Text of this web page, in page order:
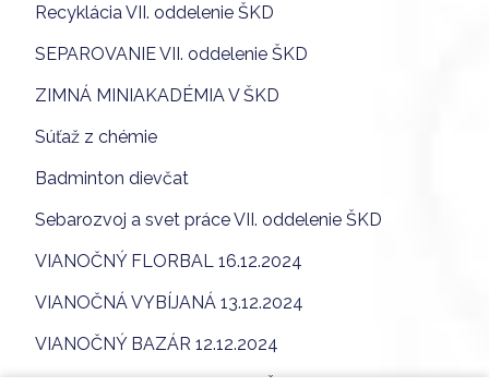
Recyklácia VII. oddelenie ŠKD
SEPAROVANIE VII. oddelenie ŠKD
ZIMNÁ MINIAKADÉMIA V ŠKD
Súťaž z chémie
Badminton dievčat
Sebarozvoj a svet práce VII. oddelenie ŠKD
VIANOČNÝ FLORBAL 16.12.2024
VIANOČNÁ VYBÍJANÁ 13.12.2024
VIANOČNÝ BAZÁR 12.12.2024